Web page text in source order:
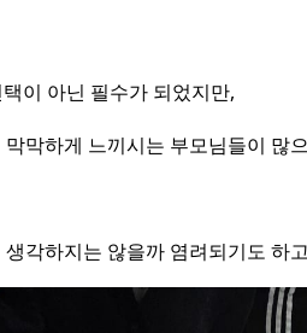
이 아닌 필수가 되었지만,
막하게 느끼시는 부모님들이 많
각하지는 않을까 염려되기도 하